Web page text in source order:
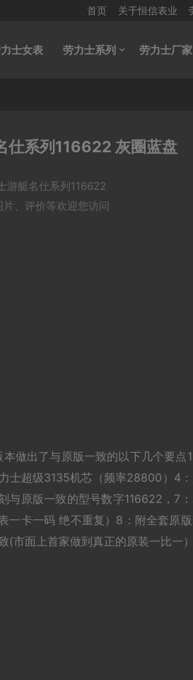
首页 关于恒信表业
士女表 劳力士系列 劳力士厂家
仕系列116622 灰圈蓝盘
游艇名仕系列116622
、评价等欢迎您访问
做出了与原版一致的以下几个要点
士超级3135机芯（频率28800）4
与原版一致的型号数字116622，7
一卡一码 绝不重复）8：附全套原
(市面上首家做到真正的原装一比一